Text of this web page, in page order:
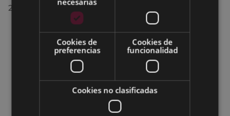
28/07/2026
Cookies de
preferencias
Cookies de
funcionalidad
Cookies no clasificadas